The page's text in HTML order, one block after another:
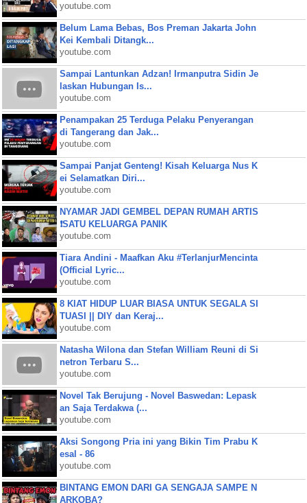
youtube.com
Belum Lama Bebas, Bos Preman Jakarta John
Kei Kembali Ditangk...
youtube.com
Sampai Lantunkan Adzan! Irmanputra Sidin Je
laskan Hubungan Is...
youtube.com
Penampakan 25 Terduga Pelaku Penyerangan
di Tangerang dan Jak...
youtube.com
Sampai Panjat Genteng! Kisah Keluarga Nus K
ei Selamatkan Diri...
youtube.com
NYAMAR JADI GEMBEL DEPAN RUMAH ARTIS
❗SATU KELUARGA PANIK
youtube.com
Tiara Andini - Maafkan Aku #TerlanjurMencinta
(Official Lyric...
youtube.com
8 KIAT HIDUP LUAR BIASA UNTUK SEGALA SI
TUASI || DIY dan Keraj...
youtube.com
Natasha Wilona dan Stefan William Reuni di Si
netron Terbaru S...
youtube.com
Novel Tak Berujung - Novel Baswedan: Lepask
an Saja Terdakwa (...
youtube.com
Aksi Songong Pria ini yang Bikin Tim Prabu K
esal - 86
youtube.com
BINTANG EMON DARI GA SENGAJA SAMPE N
ARKOBA?